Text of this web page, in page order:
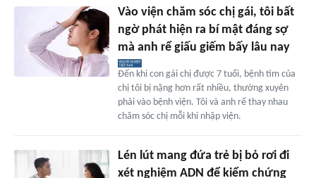
Vào viện chăm sóc chị gái, tôi bất
ngờ phát hiện ra bí mật đáng sợ
mà anh rể giấu giếm bấy lâu nay
Đến khi con gái chị được 7 tuổi, bệnh tim của
chị tôi bị nặng hơn rất nhiều, thường xuyên
phải vào bệnh viện. Tôi và anh rể thay nhau
chăm sóc chị mỗi khi nhập viện.
Lén lút mang đứa trẻ bị bỏ rơi đi
xét nghiệm ADN để kiểm chứng